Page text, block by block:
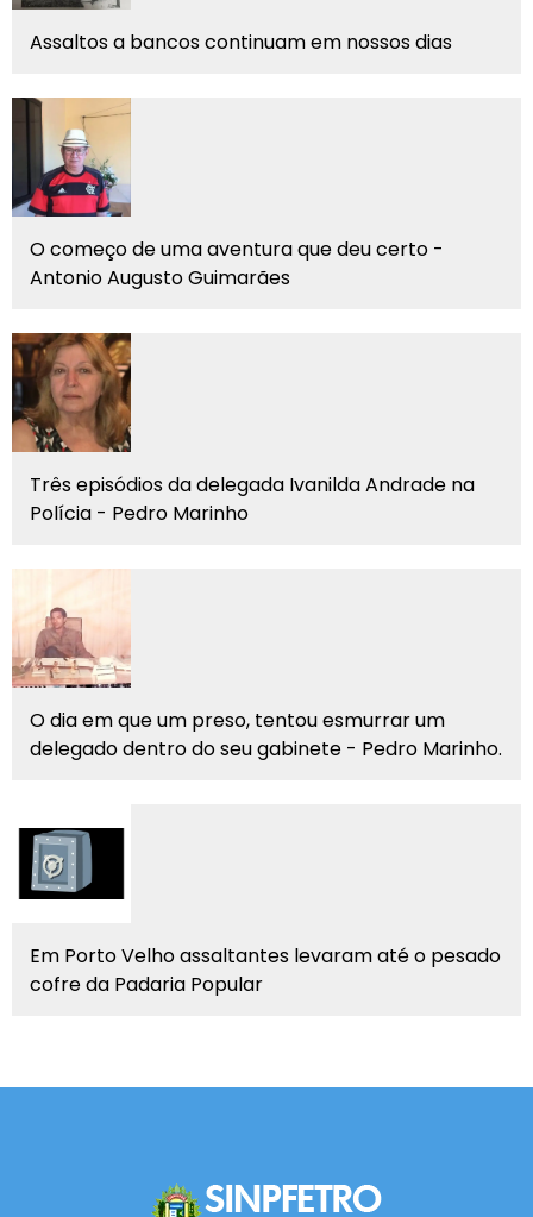
Assaltos a bancos continuam em nossos dias
O começo de uma aventura que deu certo -
Antonio Augusto Guimarães
Três episódios da delegada Ivanilda Andrade na
Polícia - Pedro Marinho
O dia em que um preso, tentou esmurrar um
delegado dentro do seu gabinete - Pedro Marinho.
Em Porto Velho assaltantes levaram até o pesado
cofre da Padaria Popular